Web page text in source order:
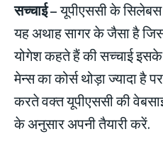
सच्चाई –यूपीएससी के
यह अथाह सागर के जैसा है
योगेश कहते हैं की सच्चाई इसके
मेन्स का कोर्स थोड़ा ज्यादा है
करते वक्त यूपीएससी की
के अनुसार अपनी तैयारी करें.